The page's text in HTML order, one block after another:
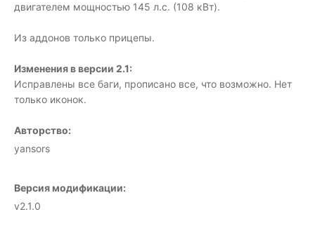
двигателем мощностью 145 л.с. (108 кВт).
Из аддонов только прицепы.
Изменения в версии 2.1:
Исправлены все баги, прописано все, что возможно. Нет
только иконок.
Авторство:
yansors
Версия модификации:
v2.1.0